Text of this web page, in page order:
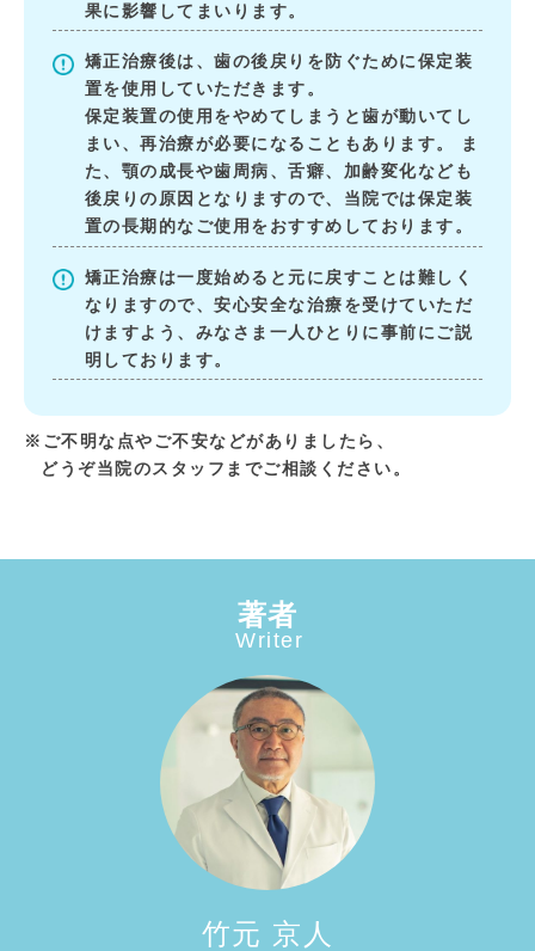
果に影響してまいります。
矯正治療後は、歯の後戻りを防ぐために保定装
置を使用していただきます。
保定装置の使用をやめてしまうと歯が動いてし
まい、再治療が必要になることもあります。 ま
た、顎の成長や歯周病、舌癖、加齢変化なども
後戻りの原因となりますので、当院では保定装
置の長期的なご使用をおすすめしております。
矯正治療は一度始めると元に戻すことは難しく
なりますので、安心安全な治療を受けていただ
けますよう、みなさま一人ひとりに事前にご説
明しております。
※ご不明な点やご不安などがありましたら、
どうぞ当院のスタッフまでご相談ください。
著者
Writer
竹元 京人